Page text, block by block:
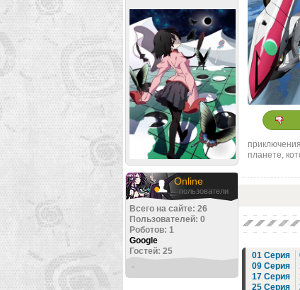
Online
пользователи
Всего на сайте: 26
Пользователей: 0
Роботов: 1
Google
Гостей: 25
-
планете,
01 Серия
09 Серия
17 Серия
25 Серия